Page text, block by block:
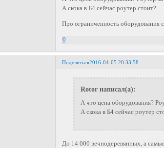
А скока в Б4 сейчас роутер стоит?
Про ограниченность оборудования
0
Поделиться2016-04-05 20:33:58
Rotor написал(а):
А что цена оборудования?
А скока в Б4 сейчас роутер
До 14 000 вечнодеревянных, а